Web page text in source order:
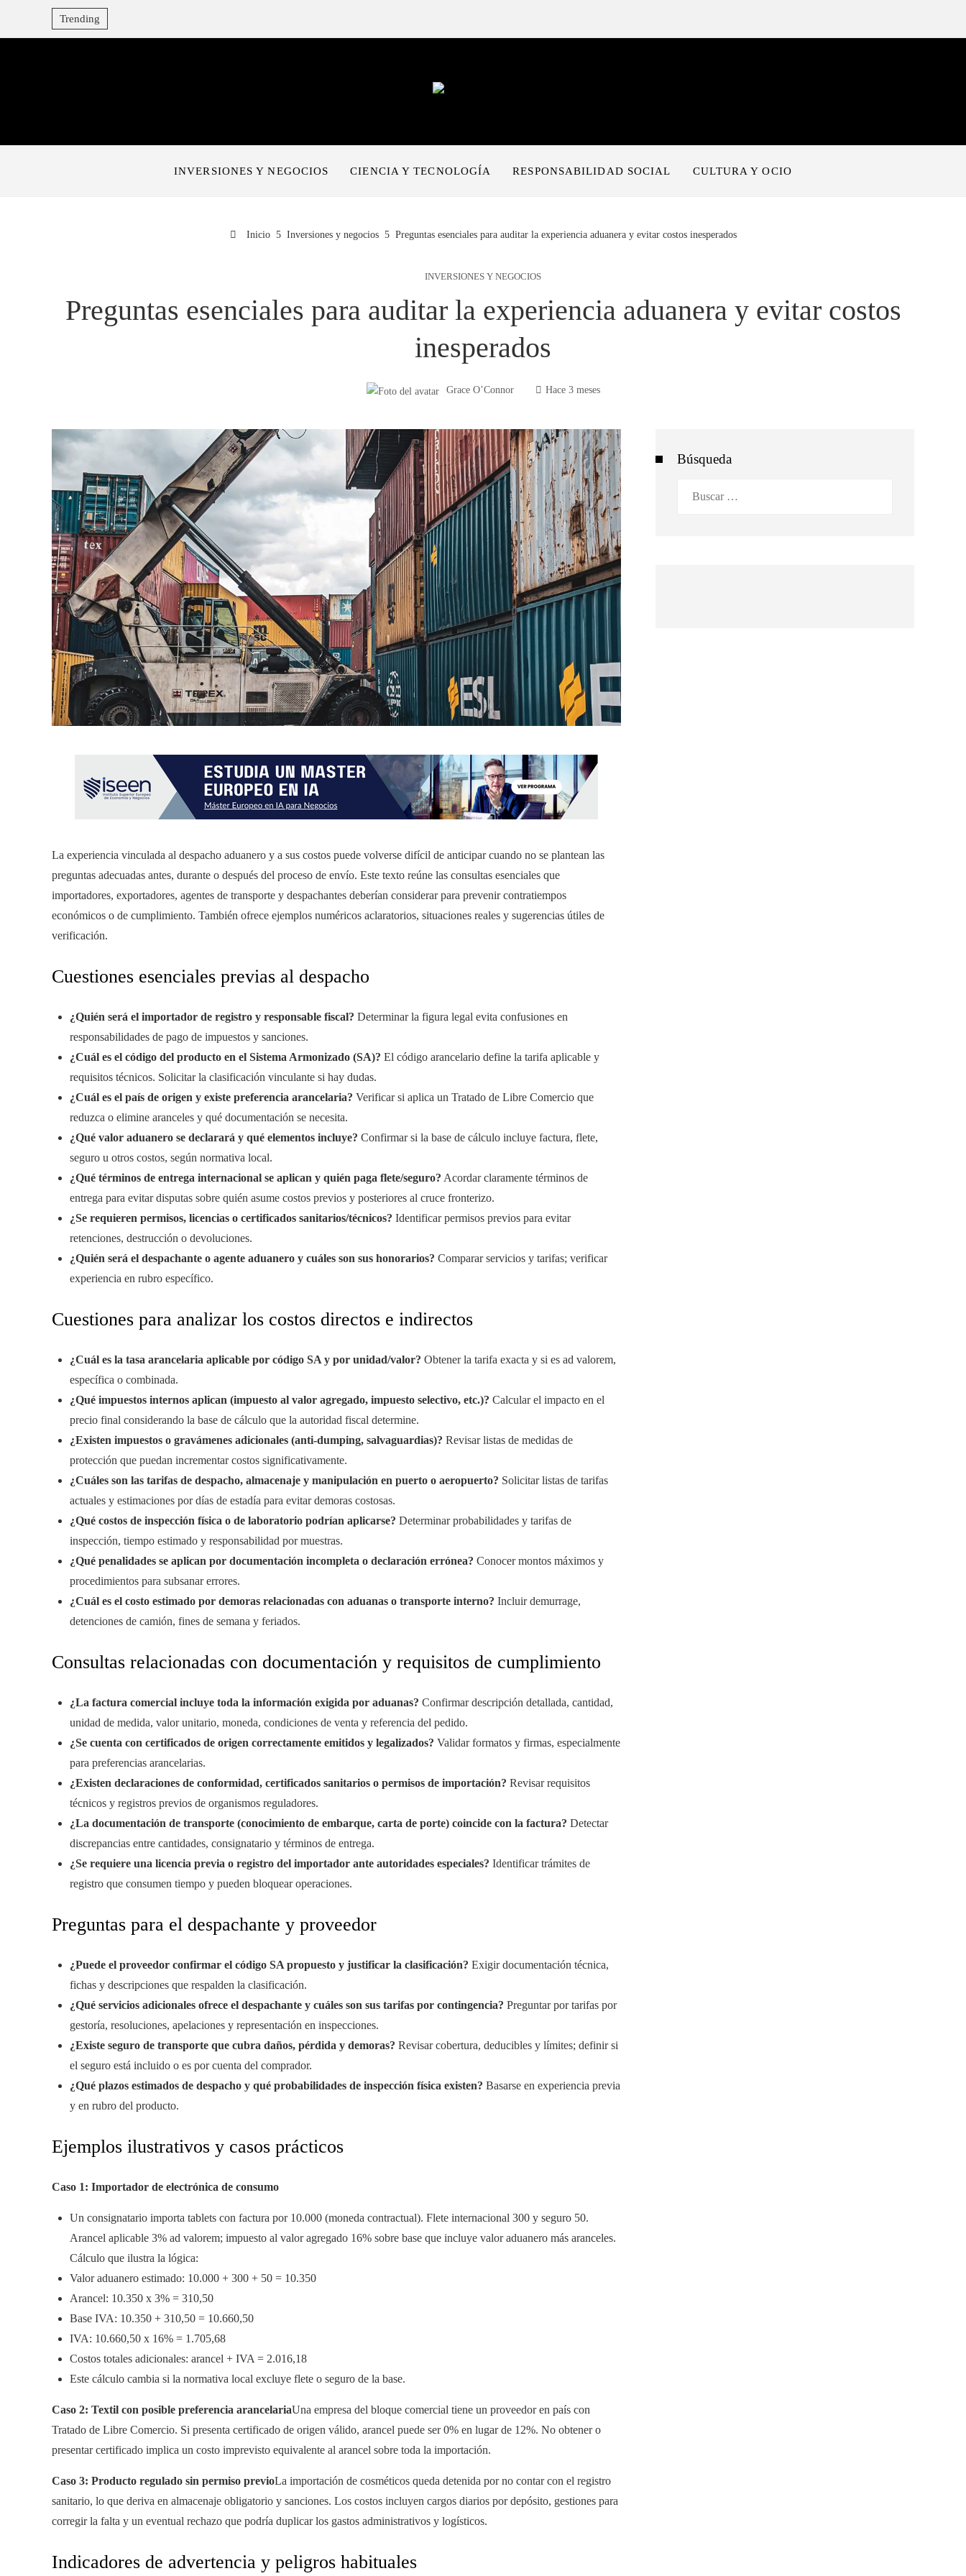
Trending
INVERSIONES Y NEGOCIOS CIENCIA Y TECNOLOGÍA RESPONSABILIDAD SOCIAL CULTURA Y OCIO
Inicio Inversiones y negocios Preguntas esenciales para auditar la experiencia aduanera y evitar costos inesperados
INVERSIONES Y NEGOCIOS
Preguntas esenciales para auditar la experiencia aduanera y evitar costos
inesperados
Grace O’Connor Hace 3 meses
La experiencia vinculada al despacho aduanero y a sus costos puede volverse difícil de anticipar cuando no se plantean las
preguntas adecuadas antes, durante o después del proceso de envío. Este texto reúne las consultas esenciales que
importadores, exportadores, agentes de transporte y despachantes deberían considerar para prevenir contratiempos
económicos o de cumplimiento. También ofrece ejemplos numéricos aclaratorios, situaciones reales y sugerencias útiles de
verificación.
Cuestiones esenciales previas al despacho
¿Quién será el importador de registro y responsable fiscal? Determinar la figura legal evita confusiones en
responsabilidades de pago de impuestos y sanciones.
¿Cuál es el código del producto en el Sistema Armonizado (SA)? El código arancelario define la tarifa aplicable y
requisitos técnicos. Solicitar la clasificación vinculante si hay dudas.
¿Cuál es el país de origen y existe preferencia arancelaria? Verificar si aplica un Tratado de Libre Comercio que
reduzca o elimine aranceles y qué documentación se necesita.
¿Qué valor aduanero se declarará y qué elementos incluye? Confirmar si la base de cálculo incluye factura, flete,
seguro u otros costos, según normativa local.
¿Qué términos de entrega internacional se aplican y quién paga flete/seguro? Acordar claramente términos de
entrega para evitar disputas sobre quién asume costos previos y posteriores al cruce fronterizo.
¿Se requieren permisos, licencias o certificados sanitarios/técnicos? Identificar permisos previos para evitar
retenciones, destrucción o devoluciones.
¿Quién será el despachante o agente aduanero y cuáles son sus honorarios? Comparar servicios y tarifas; verificar
experiencia en rubro específico.
Cuestiones para analizar los costos directos e indirectos
¿Cuál es la tasa arancelaria aplicable por código SA y por unidad/valor? Obtener la tarifa exacta y si es ad valorem,
específica o combinada.
¿Qué impuestos internos aplican (impuesto al valor agregado, impuesto selectivo, etc.)? Calcular el impacto en el
precio final considerando la base de cálculo que la autoridad fiscal determine.
¿Existen impuestos o gravámenes adicionales (anti-dumping, salvaguardias)? Revisar listas de medidas de
protección que puedan incrementar costos significativamente.
¿Cuáles son las tarifas de despacho, almacenaje y manipulación en puerto o aeropuerto? Solicitar listas de tarifas
actuales y estimaciones por días de estadía para evitar demoras costosas.
¿Qué costos de inspección física o de laboratorio podrían aplicarse? Determinar probabilidades y tarifas de
inspección, tiempo estimado y responsabilidad por muestras.
¿Qué penalidades se aplican por documentación incompleta o declaración errónea? Conocer montos máximos y
procedimientos para subsanar errores.
¿Cuál es el costo estimado por demoras relacionadas con aduanas o transporte interno? Incluir demurrage,
detenciones de camión, fines de semana y feriados.
Consultas relacionadas con documentación y requisitos de cumplimiento
¿La factura comercial incluye toda la información exigida por aduanas? Confirmar descripción detallada, cantidad,
unidad de medida, valor unitario, moneda, condiciones de venta y referencia del pedido.
¿Se cuenta con certificados de origen correctamente emitidos y legalizados? Validar formatos y firmas, especialmente
para preferencias arancelarias.
¿Existen declaraciones de conformidad, certificados sanitarios o permisos de importación? Revisar requisitos
técnicos y registros previos de organismos reguladores.
¿La documentación de transporte (conocimiento de embarque, carta de porte) coincide con la factura? Detectar
discrepancias entre cantidades, consignatario y términos de entrega.
¿Se requiere una licencia previa o registro del importador ante autoridades especiales? Identificar trámites de
registro que consumen tiempo y pueden bloquear operaciones.
Preguntas para el despachante y proveedor
¿Puede el proveedor confirmar el código SA propuesto y justificar la clasificación? Exigir documentación técnica,
fichas y descripciones que respalden la clasificación.
¿Qué servicios adicionales ofrece el despachante y cuáles son sus tarifas por contingencia? Preguntar por tarifas por
gestoría, resoluciones, apelaciones y representación en inspecciones.
¿Existe seguro de transporte que cubra daños, pérdida y demoras? Revisar cobertura, deducibles y límites; definir si
el seguro está incluido o es por cuenta del comprador.
¿Qué plazos estimados de despacho y qué probabilidades de inspección física existen? Basarse en experiencia previa
y en rubro del producto.
Ejemplos ilustrativos y casos prácticos
Caso 1: Importador de electrónica de consumo
Un consignatario importa tablets con factura por 10.000 (moneda contractual). Flete internacional 300 y seguro 50.
Arancel aplicable 3% ad valorem; impuesto al valor agregado 16% sobre base que incluye valor aduanero más aranceles.
Cálculo que ilustra la lógica:
Valor aduanero estimado: 10.000 + 300 + 50 = 10.350
Arancel: 10.350 x 3% = 310,50
Base IVA: 10.350 + 310,50 = 10.660,50
IVA: 10.660,50 x 16% = 1.705,68
Costos totales adicionales: arancel + IVA = 2.016,18
Este cálculo cambia si la normativa local excluye flete o seguro de la base.
Caso 2: Textil con posible preferencia arancelariaUna empresa del bloque comercial tiene un proveedor en país con
Tratado de Libre Comercio. Si presenta certificado de origen válido, arancel puede ser 0% en lugar de 12%. No obtener o
presentar certificado implica un costo imprevisto equivalente al arancel sobre toda la importación.
Caso 3: Producto regulado sin permiso previoLa importación de cosméticos queda detenida por no contar con el registro
sanitario, lo que deriva en almacenaje obligatorio y sanciones. Los costos incluyen cargos diarios por depósito, gestiones para
corregir la falta y un eventual rechazo que podría duplicar los gastos administrativos y logísticos.
Indicadores de advertencia y peligros habituales
Búsqueda